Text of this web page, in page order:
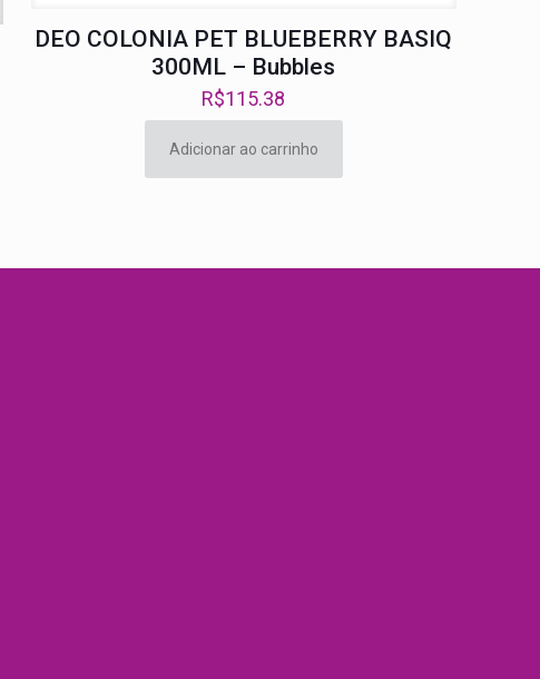
DEO COLONIA PET BLUEBERRY BASIQ
300ML – Bubbles
R$115.38
Adicionar ao carrinho